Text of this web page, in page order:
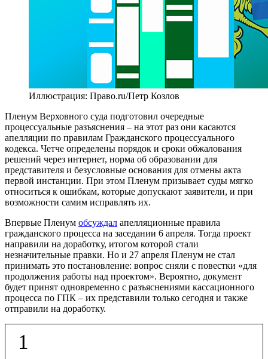
Иллюстрация: Право.ru/Петр Козлов
Пленум Верховного суда подготовил очередные
процессуальные разъяснения – на этот раз они касаются
апелляции по правилам Гражданского процессуального
кодекса. Четче определены порядок и сроки обжалования
решений через интернет, норма об образовании для
представителя и безусловные основания для отмены акта
первой инстанции. При этом Пленум призывает суды мягко
относиться к ошибкам, которые допускают заявители, и при
возможности самим исправлять их.
Впервые Пленум обсуждал апелляционные правила
гражданского процесса на заседании 6 апреля. Тогда проект
направили на доработку, итогом которой стали
незначительные правки. Но и 27 апреля Пленум не стал
принимать это постановление: вопрос сняли с повестки «для
продолжения работы над проектом». Вероятно, документ
будет принят одновременно с разъяснениями кассационного
процесса по ГПК – их представили только сегодня и также
отправили на доработку.
1